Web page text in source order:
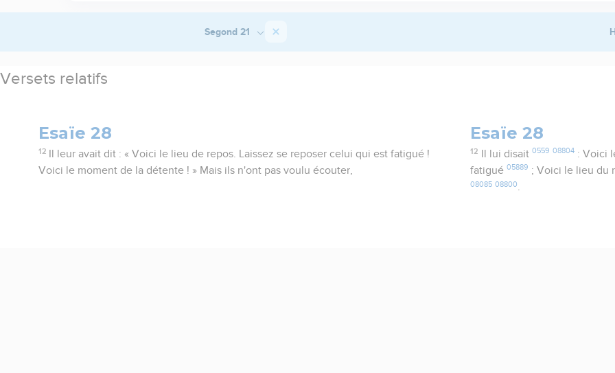
Segond 21
Versets relatifs
Esaïe 28
12
Il leur avait dit : « Voici le lieu de repos. Laissez se reposer celui qui est fatigué !
Voici le moment de la détente ! » Mais ils n'ont pas voulu écouter,
Esaïe 28
12 Il lui disait 0559 08804: Voici
fatigué05889 ; Voici le lieu du
08085 08800.